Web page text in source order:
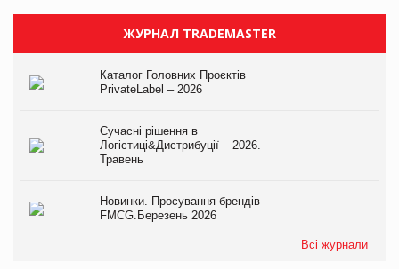
ЖУРНАЛ TRADEMASTER
Каталог Головних Проєктів
PrivateLabel – 2026
Сучасні рішення в
Логістиці&Дистрибуції – 2026.
Травень
Новинки. Просування брендів
FMCG.Березень 2026
Всі журнали